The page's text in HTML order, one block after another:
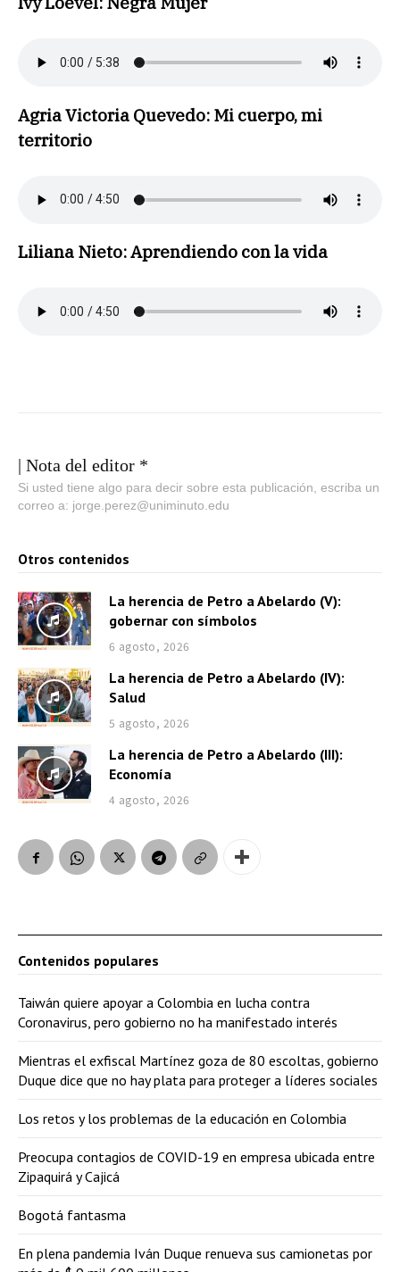
Agria Victoria Quevedo: Mi cuerpo, mi
territorio
Liliana Nieto: Aprendiendo con la vida
| Nota del editor *
Si usted tiene algo para decir sobre esta publicación, escriba un
correo a: jorge.perez@uniminuto.edu
Otros contenidos
La herencia de Petro a Abelardo (V):
gobernar con símbolos
6 agosto, 2026
La herencia de Petro a Abelardo (IV):
Salud
5 agosto, 2026
La herencia de Petro a Abelardo (III):
Economía
4 agosto, 2026
Contenidos populares
Taiwán quiere apoyar a Colombia en lucha contra
Coronavirus, pero gobierno no ha manifestado interés
Mientras el exfiscal Martínez goza de 80 escoltas, gobierno
Duque dice que no hay plata para proteger a líderes sociales
Los retos y los problemas de la educación en Colombia
Preocupa contagios de COVID-19 en empresa ubicada entre
Zipaquirá y Cajicá
Bogotá fantasma
En plena pandemia Iván Duque renueva sus camionetas por